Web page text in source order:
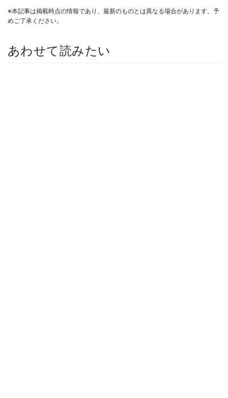
※本記事は掲載時点の情報であり、最新のものとは異なる場合があります。予
めご了承ください。
あわせて読みたい